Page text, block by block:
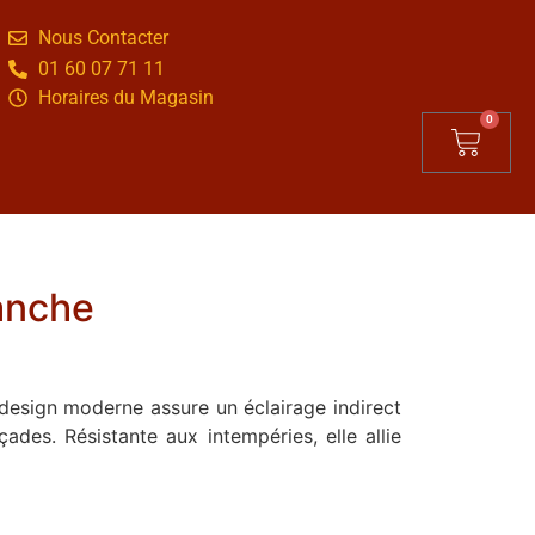
Nous Contacter
01 60 07 71 11
Horaires du Magasin
0
moderne assure un éclairage indirect
Résistante aux intempéries, elle allie